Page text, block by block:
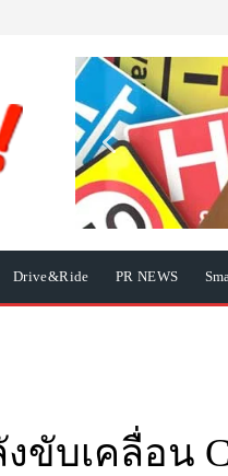
Drive&Ride PR NEWS
ขับเคลื่อน